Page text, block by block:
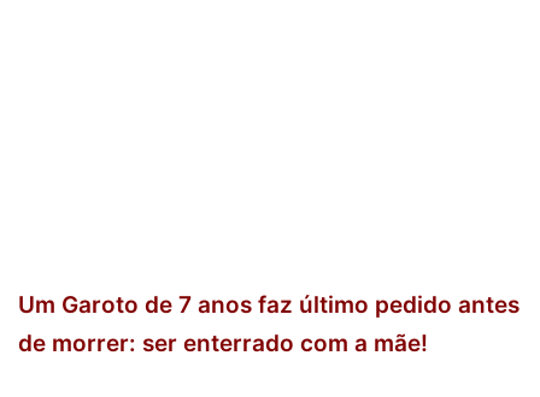
Um Garoto de 7 anos faz último pedido antes
de morrer: ser enterrado com a mãe!